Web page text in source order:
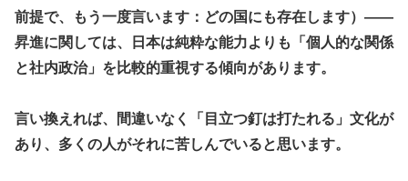
メディア「Switch2、499ドルでも安い800ドル超えるか
も。PS5は直近での値上げ可能性低い」
【艦これ】E3-4クリアの流れ来てるな
ｗｗｗｗｗｗｗｗｗｗ
【画像】吉岡里帆さん、モリマン具合がよくわかる証拠がこ
前提で、もう一度言います：どの国にも存在します）——
昇進に関しては、日本は純粋な能力よりも「個人的な関係
と社内政治」を比較的重視する傾向があります。
言い換えれば、間違いなく「目立つ釘は打たれる」文化が
あり、多くの人がそれに苦しんでいると思います。